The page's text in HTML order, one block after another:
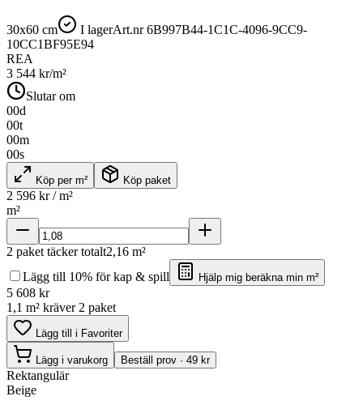
30x60 cm I lagerArt.nr6B997B44-1C1C-4096-9CC9-
10CC1BF95E94
REA
3 544 kr/m²
Slutar om
00d
00t
00m
00s
Köp per m² Köp paket
2 596 kr / m²
m²
2 paket täcker totalt2,16 m²
Lägg till 10% för kap & spill
Hjälp mig beräkna min m²
5 608 kr
1,1 m² kräver 2 paket
Lägg till i Favoriter
Lägg i varukorg Beställ prov · 49 kr
Rektangulär
Beige